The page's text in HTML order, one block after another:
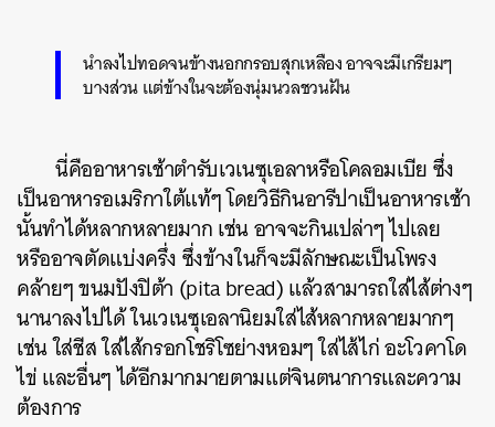
นำลงไปทอดจนข้างนอกกรอบสุกเหลือง อาจจะมีเกรียมๆ
บางส่วน แต่ข้างในจะต้องนุ่มนวลชวนฝัน
นี่คืออาหารเช้าตำรับเวเนซุเอลาหรือโคลอมเบีย ซึ่ง
เป็นอาหารอเมริกาใต้แท้ๆ โดยวิธีกินอารีปาเป็นอาหารเช้า
นั้นทำได้หลากหลายมาก เช่น อาจจะกินเปล่าๆ ไปเลย
หรืออาจตัดแบ่งครึ่ง ซึ่งข้างในก็จะมีลักษณะเป็นโพรง
คล้ายๆ ขนมปังปิต้า (pita bread) แล้วสามารถใส่ไส้ต่างๆ
นานาลงไปได้ ในเวเนซุเอลานิยมใส่ไส้หลากหลายมากๆ
เช่น ใส่ชีส ใส่ไส้กรอกโชริโซย่างหอมๆ ใส่ไส้ไก่ อะโวคาโด
ไข่ และอื่นๆ ได้อีกมากมายตามแต่จินตนาการและความ
ต้องการ